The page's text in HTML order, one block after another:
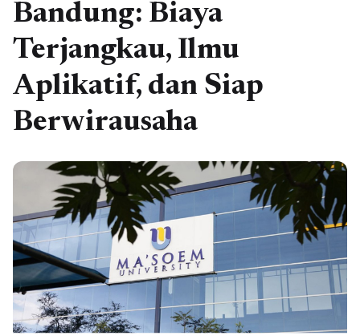
Bandung: Biaya
Terjangkau, Ilmu
Aplikatif, dan Siap
Berwirausaha